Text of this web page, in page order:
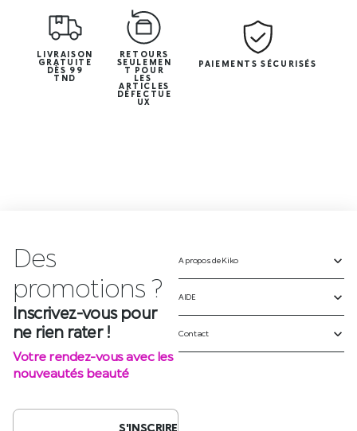
LIVRAISON
GRATUITE
DÈS 99
TND
RETOURS
SEULEMEN
T POUR
LES
ARTICLES
DÉFECTUE
UX
PAIEMENTS SÉCURISÉS
Des
promotions ?
Inscrivez-vous pour
ne rien rater !
Votre rendez-vous avec les
nouveautés beauté
S'INSCRIRE
A propos de Kiko
AIDE
Contact